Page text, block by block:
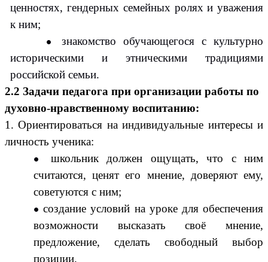
ценностях, гендерных семейных ролях и уважения
к ним;
знакомство обучающегося с культурно
историческими и этническими традициями
российской семьи.
2.2 Задачи педагога при организации работы по
духовно-нравственному воспитанию:
1. Ориентироваться на индивидуальные интересы и
личность ученика:
школьник должен ощущать, что с ним
считаются, ценят его мнение, доверяют ему,
советуются с ним;
создание условий на уроке для обеспечения
возможности высказать своё мнение,
предложение, сделать свободный выбор
позиции.